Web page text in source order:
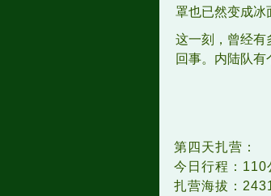
罩也已然变成冰
这一刻，曾经有
回事。内陆队有
第四天扎营：
今日行程：110
扎营海拔：